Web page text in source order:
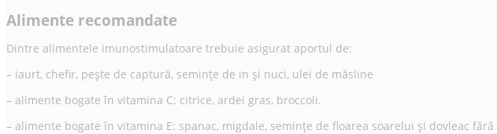
Alimente recomandate
Dintre alimentele imunostimulatoare trebuie asigurat aportul de:
– iaurt, chefir, pește de captură, semințe de in și nuci, ulei de măsline
– alimente bogate în vitamina C: citrice, ardei gras, broccoli.
– alimente bogate în vitamina E: spanac, migdale, semințe de floarea soarelui și dovleac